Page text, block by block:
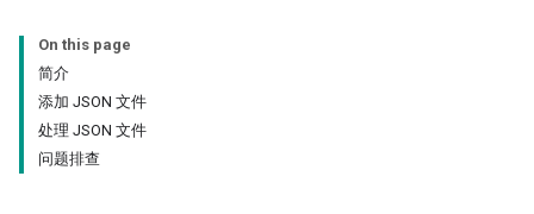
On this page
简介
添加 JSON 文件
处理 JSON 文件
问题排查